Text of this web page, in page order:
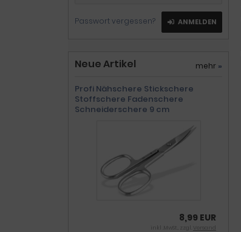
Passwort vergessen? ANMELDEN
Neue Artikel mehr »
Profi Nähschere Stickschere
Stoffschere Fadenschere
Schneiderschere 9 cm
8,99 EUR
inkl .MwSt., zzgl. Versand